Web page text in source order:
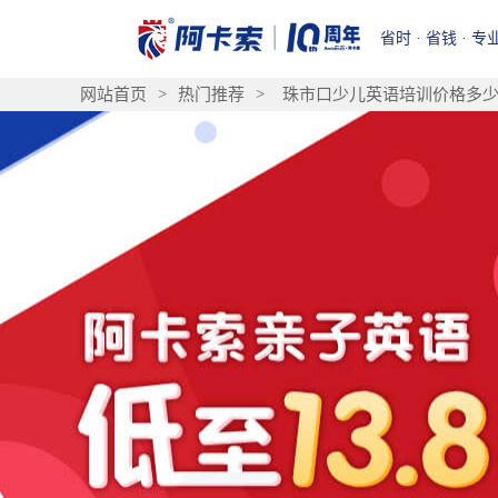
省时 · 省钱 · 专
网站首页 > 热门推荐 > 珠市口少儿英语培训价格多